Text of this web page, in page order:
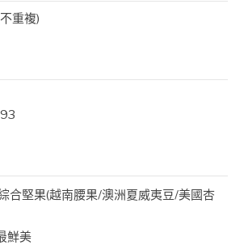
重複)
合堅果(越南腰果/澳洲夏威夷豆/美國杏
鮮美